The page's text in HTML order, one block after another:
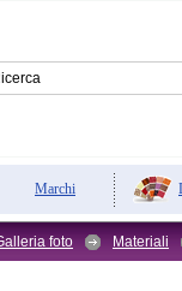
Marchi
foto Materiali